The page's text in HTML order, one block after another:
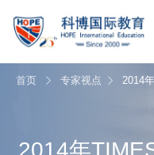
首页 专家视点 2014
2014年